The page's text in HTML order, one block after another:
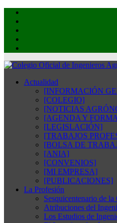
Actualidad
[INFORMACIÓN
[COLEGIO]
[NOTICIAS
[AGENDA Y
[LEGISLACIÓN]
[TRABAJOS
[BOLSA DE
[ANIA]
[CONVENIOS]
[MI EMPRESA]
[PUBLICACIONES]
La Profesión
Sesquicentenario de
Atribuciones del
Los Estudios de